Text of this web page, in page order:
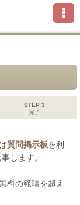
STEP 3
完了
質問掲示板を利
します。
料の範疇を超え